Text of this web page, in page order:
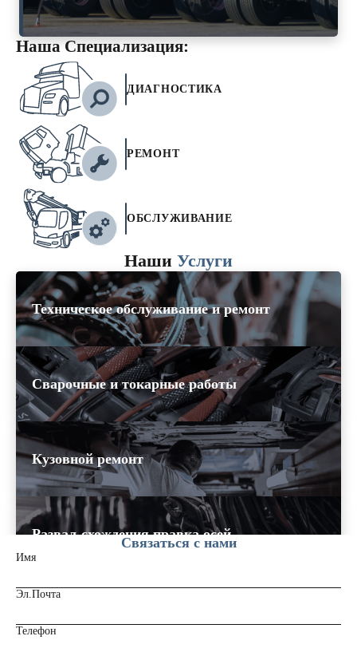
Наша Специализация:
ДИАГНОСТИКА
РЕМОНТ
ОБСЛУЖИВАНИЕ
Наши Услуги
Техническое обслуживание и ремонт
Сварочные и токарные работы
Кузовной ремонт
Развал-схождения,правка осей
Связаться с нами
Имя
Эл.Почта
Телефон